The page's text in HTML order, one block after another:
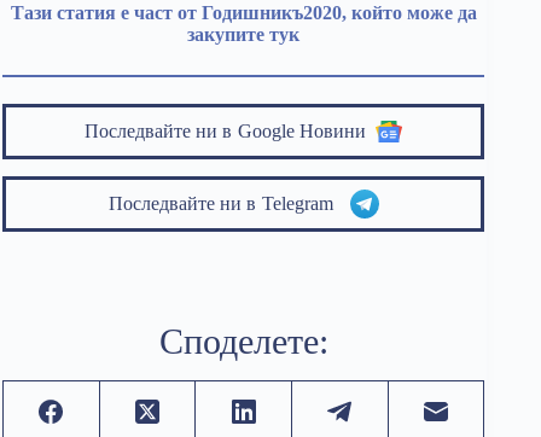
Тази статия е част от Годишникъ2020, който може да
закупите тук
Последвайте ни в Google Новини
Последвайте ни в Telegram
Споделете: